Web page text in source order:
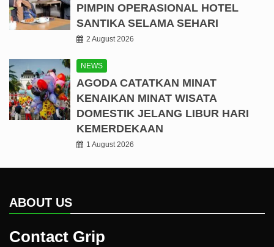
PIMPIN OPERASIONAL HOTEL
SANTIKA SELAMA SEHARI
2 August 2026
NEWS
AGODA CATATKAN MINAT
KENAIKAN MINAT WISATA
DOMESTIK JELANG LIBUR HARI
KEMERDEKAAN
1 August 2026
ABOUT US
Contact Grip